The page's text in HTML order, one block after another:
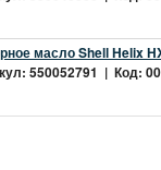
масло Shell Helix
550052791 | Код: